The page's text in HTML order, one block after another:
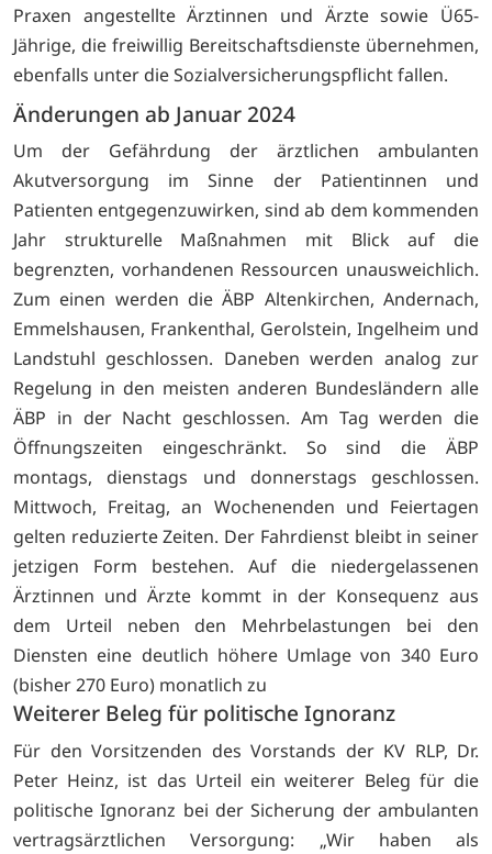
Praxen angestellte Ärztinnen und Ärzte sowie Ü65-
Jährige, die freiwillig Bereitschaftsdienste übernehmen,
ebenfalls unter die Sozialversicherungspflicht fallen.
Änderungen ab Januar 2024
Um der Gefährdung der ärztlichen ambulanten
Akutversorgung im Sinne der Patientinnen und
Patienten entgegenzuwirken, sind ab dem kommenden
Jahr strukturelle Maßnahmen mit Blick auf die
begrenzten, vorhandenen Ressourcen unausweichlich.
Zum einen werden die ÄBP Altenkirchen, Andernach,
Emmelshausen, Frankenthal, Gerolstein, Ingelheim und
Landstuhl geschlossen. Daneben werden analog zur
Regelung in den meisten anderen Bundesländern alle
ÄBP in der Nacht geschlossen. Am Tag werden die
Öffnungszeiten eingeschränkt. So sind die ÄBP
montags, dienstags und donnerstags geschlossen.
Mittwoch, Freitag, an Wochenenden und Feiertagen
gelten reduzierte Zeiten. Der Fahrdienst bleibt in seiner
jetzigen Form bestehen. Auf die niedergelassenen
Ärztinnen und Ärzte kommt in der Konsequenz aus
dem Urteil neben den Mehrbelastungen bei den
Diensten eine deutlich höhere Umlage von 340 Euro
(bisher 270 Euro) monatlich zu
Weiterer Beleg für politische Ignoranz
Für den Vorsitzenden des Vorstands der KV RLP, Dr.
Peter Heinz, ist das Urteil ein weiterer Beleg für die
politische Ignoranz bei der Sicherung der ambulanten
vertragsärztlichen Versorgung: „Wir haben als